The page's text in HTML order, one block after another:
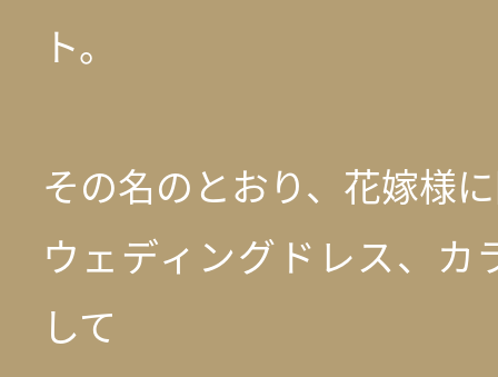
ト。
その名のとおり、花嫁様
ウェディングドレス、カ
して